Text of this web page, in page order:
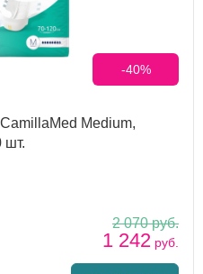
-40%
Medium,
шт.
2 070руб.
1 242 руб.